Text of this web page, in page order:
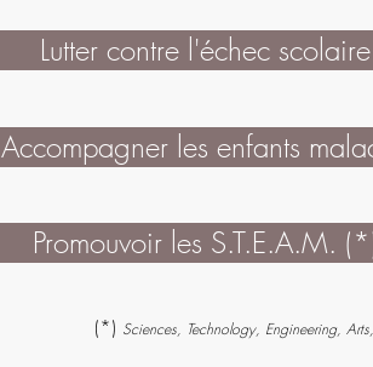
Lutter contre l'échec scolaire
Accompagner les enfants
Promouvoir les S.T.E.A.M.
(*) Sciences, Technology, Engineering,